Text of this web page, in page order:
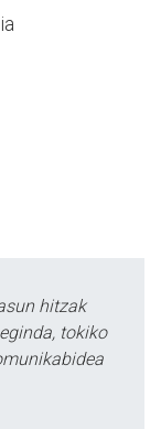
hitzak
tokiko